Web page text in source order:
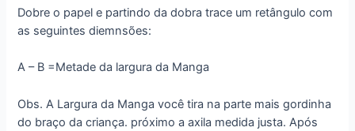
Dobre o papel e partindo da dobra trace um retângulo com
as seguintes diemnsões:
A – B =Metade da largura da Manga
Obs. A Largura da Manga você tira na parte mais gordinha
do braço da criança. próximo a axila medida justa. Após